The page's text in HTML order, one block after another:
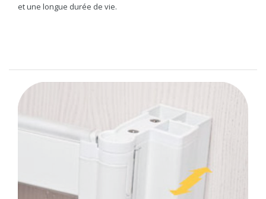
et une longue durée de vie.